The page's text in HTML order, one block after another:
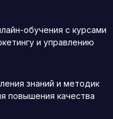
обучения с курсами
и управлению
знаний и методик
повышения качества